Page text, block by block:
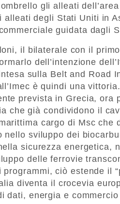
gli alleati
alleati degli Stati Uniti in
guidata dagli
il bilaterale con il
dell’intenzione
sulla Belt and Road
è quindi una
prevista in Grecia, ora
che già condividono il
cargo di Msc che
nello sviluppo dei
sicurezza energetica,
delle ferrovie
ciò estende il
diventa il crocevia
dati, energia e commercio